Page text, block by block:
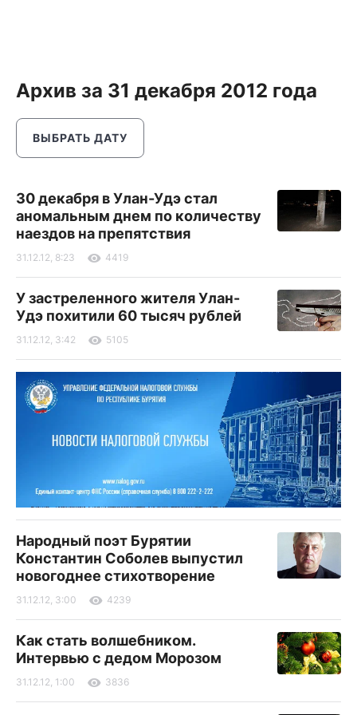
Архив за 31 декабря 2012 года
ВЫБРАТЬ ДАТУ
30 декабря в Улан-Удэ стал
аномальным днем по количеству
наездов на препятствия
31.12.12, 8:23 4419
У застреленного жителя Улан-
Удэ похитили 60 тысяч рублей
31.12.12, 3:42 5105
Народный поэт Бурятии
Константин Соболев выпустил
новогоднее стихотворение
31.12.12, 3:00 4239
Как стать волшебником.
Интервью с дедом Морозом
31.12.12, 1:00 3836